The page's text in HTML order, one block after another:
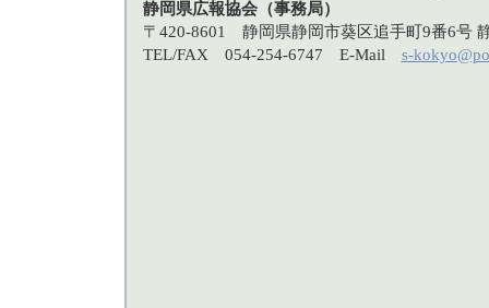
静岡県広報協会（事務局）
〒420-8601 静岡県静岡市葵区追手町9番6号
TEL/FAX 054-254-6747 E-Mail s-